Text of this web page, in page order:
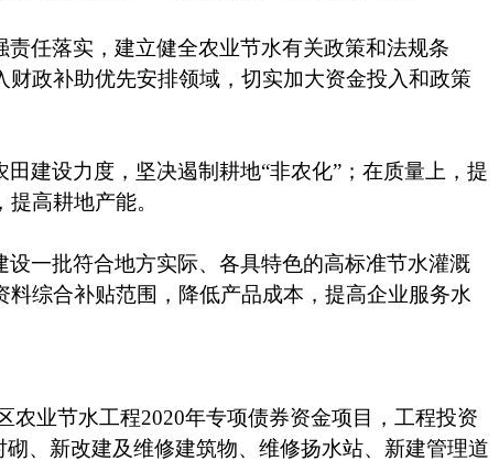
任落实，建立健全农业节水有关政策和法规条
政补助优先安排领域，切实加大资金投入和政策
田建设力度，坚决遏制耕地“非农化”；在质量上，提
高耕地产能。
一批符合地方实际、各具特色的高标准节水灌溉
综合补贴范围，降低产品成本，提高企业服务水
业节水工程2020年专项债券资金项目，工程投资
、新改建及维修建筑物、维修扬水站、新建管理道